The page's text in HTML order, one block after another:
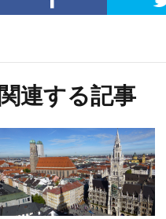
関連する記事